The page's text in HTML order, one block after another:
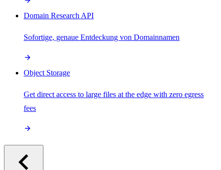
Domain Research API
Sofortige, genaue Entdeckung von Domainnamen
Object Storage
Get direct access to large files at the edge with zero egress
fees